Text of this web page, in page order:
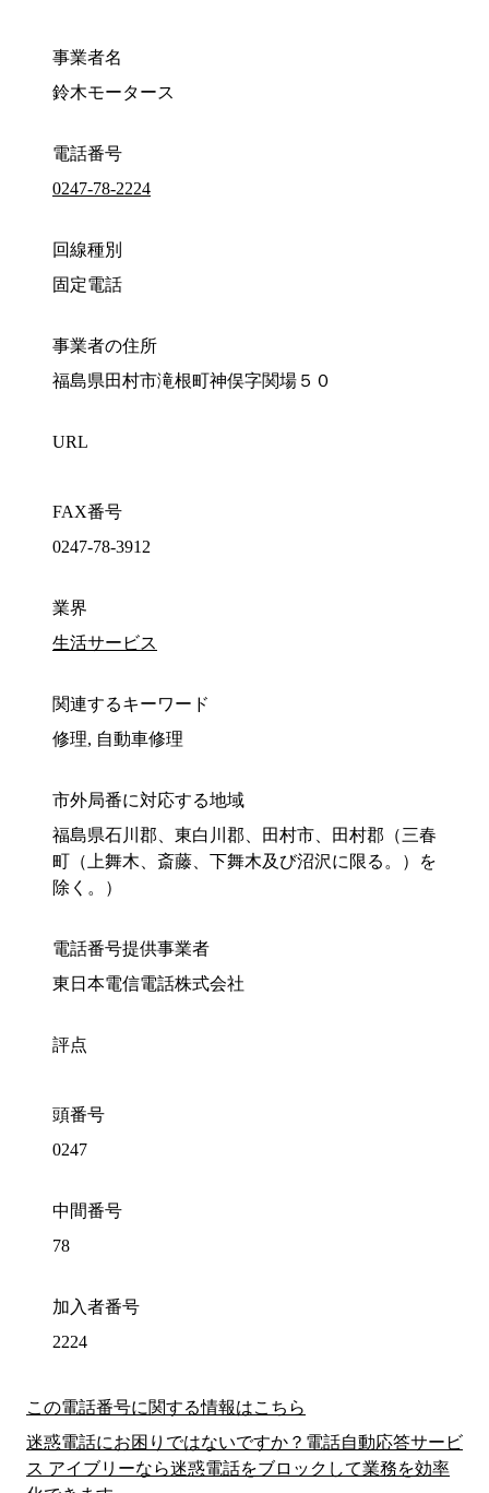
事業者名
鈴木モータース
電話番号
0247-78-2224
回線種別
固定電話
事業者の住所
福島県田村市滝根町神俣字関場５０
URL
FAX番号
0247-78-3912
業界
生活サービス
関連するキーワード
修理, 自動車修理
市外局番に対応する地域
福島県石川郡、東白川郡、田村市、田村郡（三春
町（上舞木、斎藤、下舞木及び沼沢に限る。）を
除く。）
電話番号提供事業者
東日本電信電話株式会社
評点
頭番号
0247
中間番号
78
加入者番号
2224
この電話番号に関する情報はこちら
迷惑電話にお困りではないですか？電話自動応答サービ
ス アイブリーなら迷惑電話をブロックして業務を効率